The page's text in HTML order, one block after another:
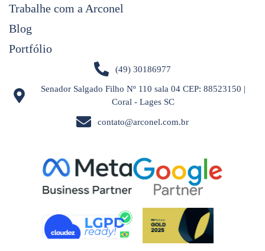
Trabalhe com a Arconel
Blog
Portfólio
(49) 30186977
Senador Salgado Filho Nº 110 sala 04 CEP: 88523150 |
Coral - Lages SC
contato@arconel.com.br